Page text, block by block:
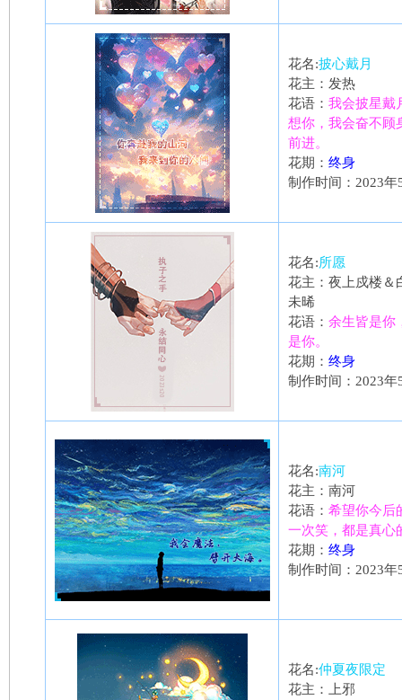
花名:披心戴月
花主：发热
花语： 我会披星戴
想你，我会奋不顾
前进。
花期： 终身
制作时间：2023年
花名:所愿
花主：夜上戍楼＆
未晞
花语： 余生皆是你
是你。
花期： 终身
制作时间：2023年
花名:南河
花主：南河
花语： 希望你今后
一次笑，都是真心
花期： 终身
制作时间：2023年
花名:仲夏夜限定
花主：上邪